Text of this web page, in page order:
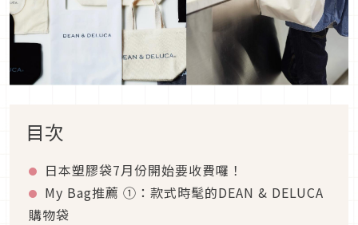
目次
日本塑膠袋7月份開始要收費囉！
My Bag推薦 ①：款式時髦的DEAN & DELUCA
購物袋